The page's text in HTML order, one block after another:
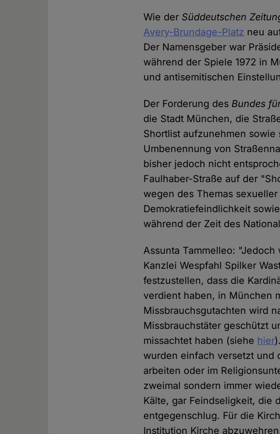
Wie der Süddeutschen
Avery-Brundage-Platz neu
Der Namensgeber war
während der Spiele 1972 in
und antisemitischen
Der Forderung des Bundes
die Stadt München, die
Shortlist aufzunehmen
Umbenennung von
bisher jedoch nicht
Faulhaber-Straße auf der
wegen des Themas
Demokratiefeindlichkeit
während der Zeit des
Assunta Tammelleo:
Kanzlei Wespfahl Spilker
festzustellen, dass die
verdient haben, in München
Missbrauchsgutachten wird
Missbrauchstäter geschützt
missachtet haben (siehe hier
wurden einfach versetzt und
arbeiten oder im
zweimal sondern immer
Kälte, gar Feindseligkeit, die
entgegenschlug. Für die
Institution Kirche